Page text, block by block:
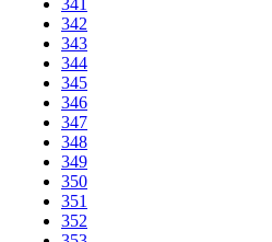
341
342
343
344
345
346
347
348
349
350
351
352